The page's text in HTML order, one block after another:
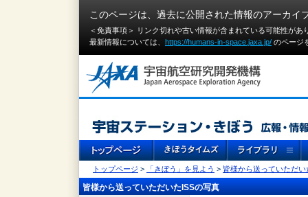
このページは、過去に公開された情報のアーカイ
＜免責事項＞ リンク切れや古い情報が含まれている可能性が
最新情報については、 https://humans-in-space.jaxa.jp/ のページ
トップページ > 「きぼう」を見よう > 皆様から送っていただい
皆様から送っていただいたISSの写真